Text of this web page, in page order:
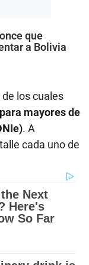
que
a Bolivia
de los cuales
mayores de
. A
cada uno de